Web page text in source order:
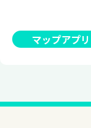
マップアプ